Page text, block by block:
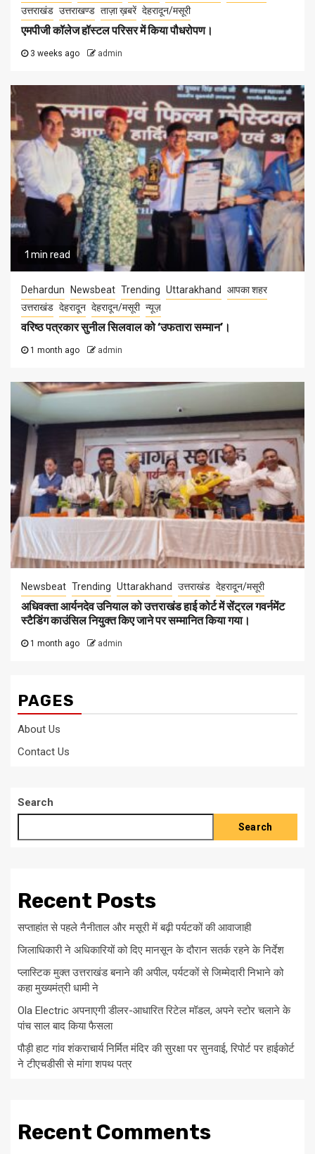
उत्तराखंड उत्तराखण्ड ताज़ा ख़बरें देहरादून/मसूरी
एमपीजी कॉलेज हॉस्टल परिसर में किया पौधरोपण।
3 weeks ago admin
1 min read
Dehardun Newsbeat Trending Uttarakhand
आपका शहर
उत्तराखंड देहरादून देहरादून/मसूरी न्यूज़
वरिष्ठ पत्रकार सुनील सिलवाल को ‘उफतारा सम्मान’।
1 month ago admin
Newsbeat Trending Uttarakhand उत्तराखंड देहरादून/मसूरी
अधिवक्ता आर्यनदेव उनियाल को उत्तराखंड हाई कोर्ट में सेंट्रल गवर्नमेंट
स्टैडिंग काउंसिल नियुक्त किए जाने पर सम्मानित किया गया।
1 month ago admin
PAGES
About Us
Contact Us
Search
Search
Recent Posts
सप्ताहांत से पहले नैनीताल और मसूरी में बढ़ी पर्यटकों की आवाजाही
जिलाधिकारी ने अधिकारियों को दिए मानसून के दौरान सतर्क रहने के निर्देश
प्लास्टिक मुक्त उत्तराखंड बनाने की अपील, पर्यटकों से जिम्मेदारी निभाने को
कहा मुख्यमंत्री धामी ने
Ola Electric अपनाएगी डीलर-आधारित रिटेल मॉडल, अपने स्टोर चलाने के
पांच साल बाद किया फैसला
पौड़ी हाट गांव शंकराचार्य निर्मित मंदिर की सुरक्षा पर सुनवाई, रिपोर्ट पर हाईकोर्ट
ने टीएचडीसी से मांगा शपथ पत्र
Recent Comments